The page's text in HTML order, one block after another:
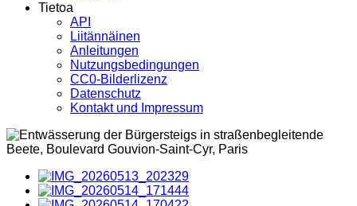
Tietoa
API
Liitännäinen
Anleitungen
Nutzungsbedingungen
CC0-Bilderlizenz
Datenschutz
Kontakt und Impressum